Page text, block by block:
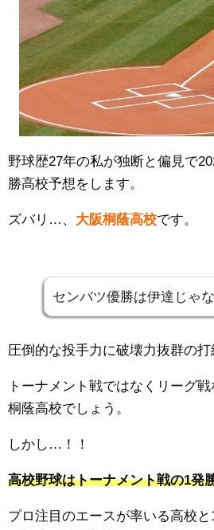
野球歴27年の私が独断と偏見で
勝高校予想をします。
ズバリ…、 大阪桐蔭高校です。
センバツ優勝は伊達じゃ
圧倒的な投手力に破壊力抜群の打
トーナメント戦ではなくリーグ
桐蔭高校でしょう。
しかし…！！
高校野球はトーナメント戦の1発
プロ注目のエースが率いる高校